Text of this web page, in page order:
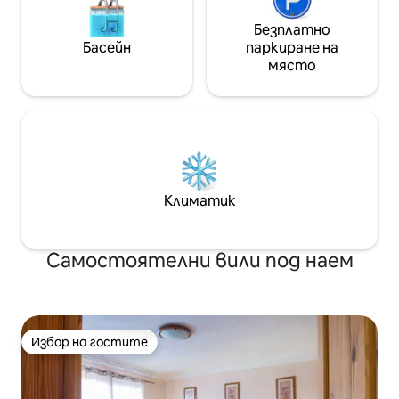
Басейн
Безплатно
паркиране на
място
Климатик
Самостоятелни вили под наем
Избор на гостите
Избор на гостите